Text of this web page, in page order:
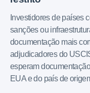
Investidores de países
sanções ou
documentação mais
adjudicadores do
esperam
EUA e do país de